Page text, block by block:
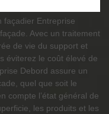
façadier Entreprise
Avec un traitement
de vie du support et
éviterez le coût élevé de
Debord assure un
quel que soit le
compte l’état général de
les produits et les